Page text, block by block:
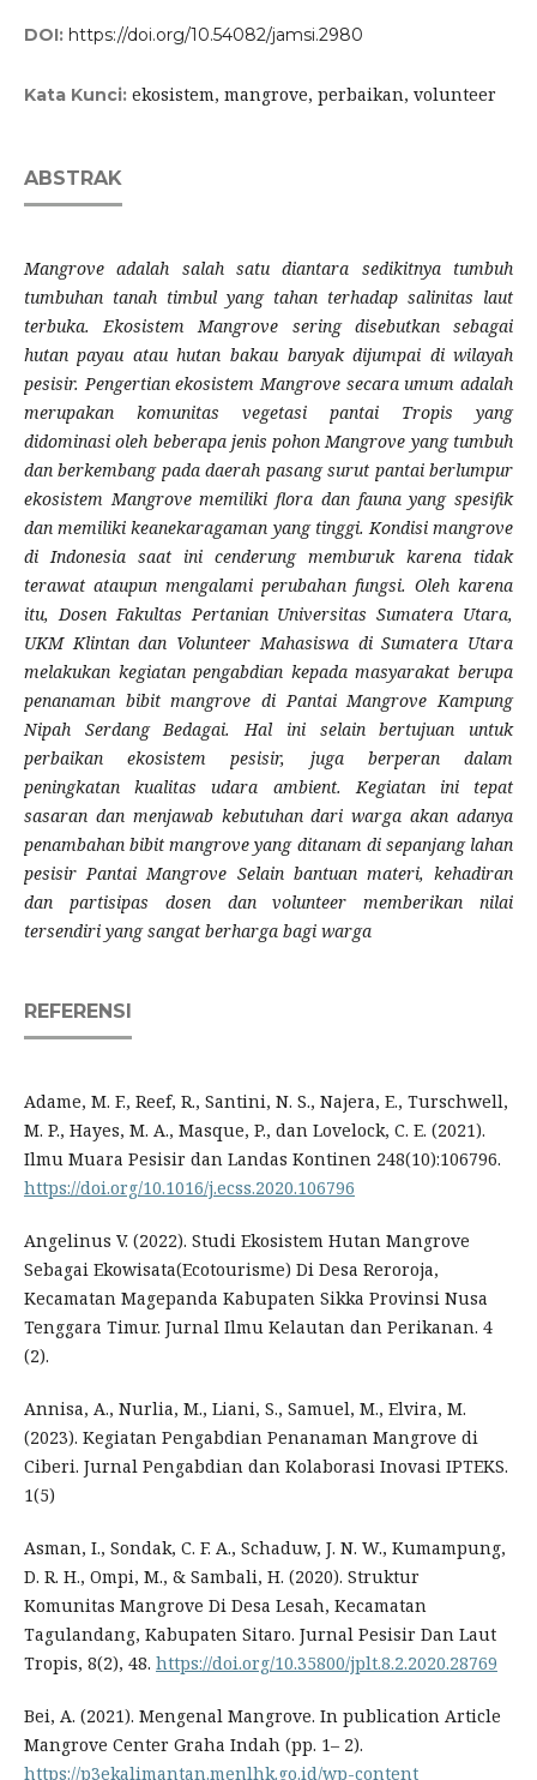
DOI: https://doi.org/10.54082/jamsi.2980
Kata Kunci: ekosistem, mangrove, perbaikan, volunteer
ABSTRAK
Mangrove adalah salah satu diantara sedikitnya tumbuh
tumbuhan tanah timbul yang tahan terhadap salinitas laut
terbuka. Ekosistem Mangrove sering disebutkan sebagai
hutan payau atau hutan bakau banyak dijumpai di wilayah
pesisir. Pengertian ekosistem Mangrove secara umum adalah
merupakan komunitas vegetasi pantai Tropis yang
didominasi oleh beberapa jenis pohon Mangrove yang tumbuh
dan berkembang pada daerah pasang surut pantai berlumpur
ekosistem Mangrove memiliki flora dan fauna yang spesifik
dan memiliki keanekaragaman yang tinggi. Kondisi mangrove
di Indonesia saat ini cenderung memburuk karena tidak
terawat ataupun mengalami perubahan fungsi. Oleh karena
itu, Dosen Fakultas Pertanian Universitas Sumatera Utara,
UKM Klintan dan Volunteer Mahasiswa di Sumatera Utara
melakukan kegiatan pengabdian kepada masyarakat berupa
penanaman bibit mangrove di Pantai Mangrove Kampung
Nipah Serdang Bedagai. Hal ini selain bertujuan untuk
perbaikan ekosistem pesisir, juga berperan dalam
peningkatan kualitas udara ambient. Kegiatan ini tepat
sasaran dan menjawab kebutuhan dari warga akan adanya
penambahan bibit mangrove yang ditanam di sepanjang lahan
pesisir Pantai Mangrove Selain bantuan materi, kehadiran
dan partisipas dosen dan volunteer memberikan nilai
tersendiri yang sangat berharga bagi warga
REFERENSI
Adame, M. F., Reef, R., Santini, N. S., Najera, E., Turschwell,
M. P., Hayes, M. A., Masque, P., dan Lovelock, C. E. (2021).
Ilmu Muara Pesisir dan Landas Kontinen 248(10):106796.
https://doi.org/10.1016/j.ecss.2020.106796
Angelinus V. (2022). Studi Ekosistem Hutan Mangrove
Sebagai Ekowisata(Ecotourisme) Di Desa Reroroja,
Kecamatan Magepanda Kabupaten Sikka Provinsi Nusa
Tenggara Timur. Jurnal Ilmu Kelautan dan Perikanan. 4
(2).
Annisa, A., Nurlia, M., Liani, S., Samuel, M., Elvira, M.
(2023). Kegiatan Pengabdian Penanaman Mangrove di
Ciberi. Jurnal Pengabdian dan Kolaborasi Inovasi IPTEKS.
1(5)
Asman, I., Sondak, C. F. A., Schaduw, J. N. W., Kumampung,
D. R. H., Ompi, M., & Sambali, H. (2020). Struktur
Komunitas Mangrove Di Desa Lesah, Kecamatan
Tagulandang, Kabupaten Sitaro. Jurnal Pesisir Dan Laut
Tropis, 8(2), 48. https://doi.org/10.35800/jplt.8.2.2020.28769
Bei, A. (2021). Mengenal Mangrove. In publication Article
Mangrove Center Graha Indah (pp. 1– 2).
https://p3ekalimantan.menlhk.go.id/wp-content